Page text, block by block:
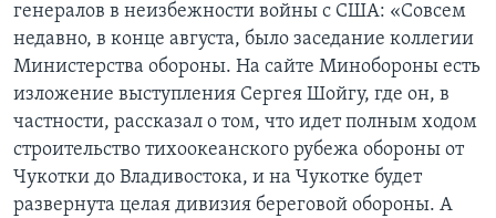
генералов в неизбежности войны с США: «Совсем
недавно, в конце августа, было заседание коллегии
Министерства обороны. На сайте Минобороны есть
изложение выступления Сергея Шойгу, где он, в
частности, рассказал о том, что идет полным ходом
строительство тихоокеанского рубежа обороны от
Чукотки до Владивостока, и на Чукотке будет
развернута целая дивизия береговой обороны. А